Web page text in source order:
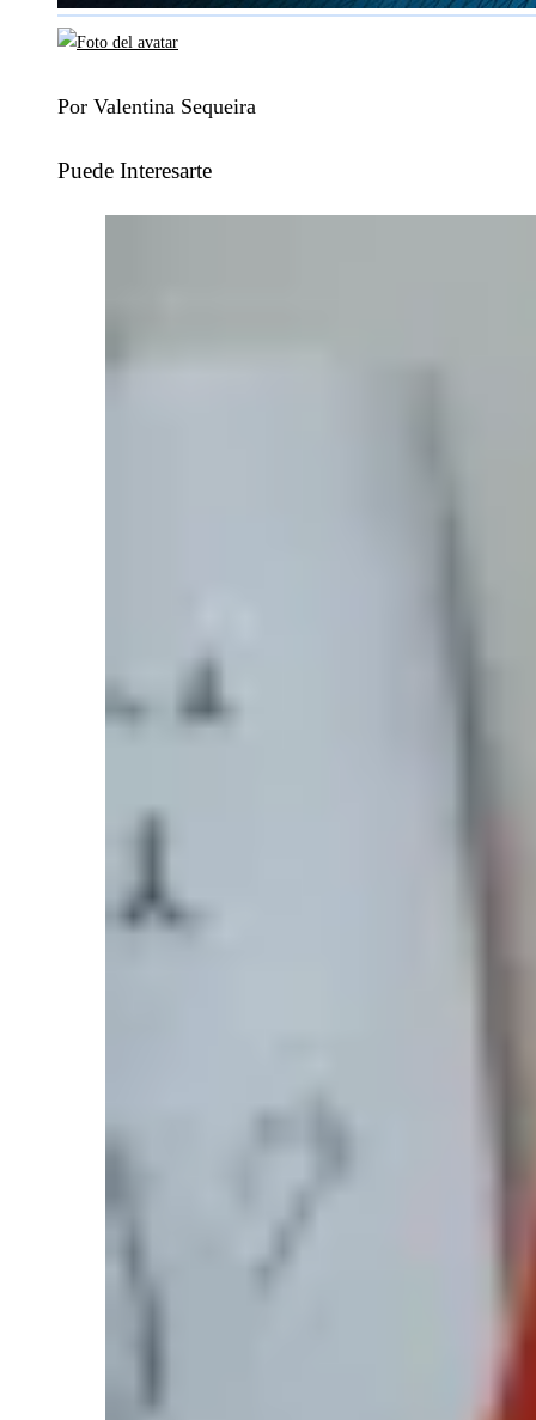
Por Valentina Sequeira
Puede Interesarte